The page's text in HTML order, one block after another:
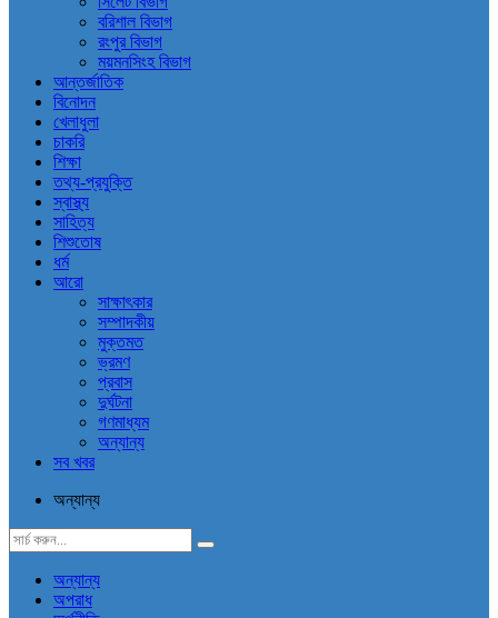
বরিশাল বিভাগ
রংপুর বিভাগ
ময়মনসিংহ বিভাগ
আন্তর্জাতিক
বিনোদন
খেলাধুলা
চাকরি
শিক্ষা
তথ্য-প্রযুক্তি
স্বাস্থ্য
সাহিত্য
শিশুতোষ
ধর্ম
আরো
সাক্ষাৎকার
সম্পাদকীয়
মুক্তমত
ভ্রমণ
প্রবাস
দুর্ঘটনা
গণমাধ্যম
অন্যান্য
সব খবর
অন্যান্য
অন্যান্য
অপরাধ